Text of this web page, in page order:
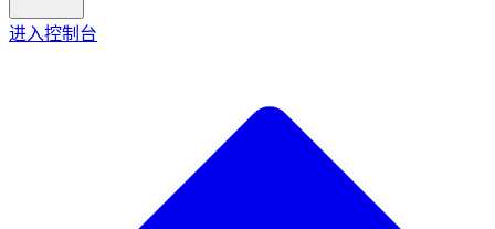
进入控制台